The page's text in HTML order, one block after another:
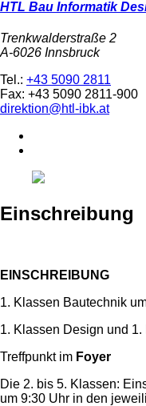
HTL Bau Informatik
Trenkwalderstraße 2
A-6026 Innsbruck
Tel.: +43 5090 2811
Fax: +43 5090 2811-900
direktion@htl-ibk.at
Einschreibung
EINSCHREIBUNG
1. Klassen Bautechnik
1. Klassen Design und
Treffpunkt im Foyer
Die 2. bis 5. Klassen:
um 9:30 Uhr in den